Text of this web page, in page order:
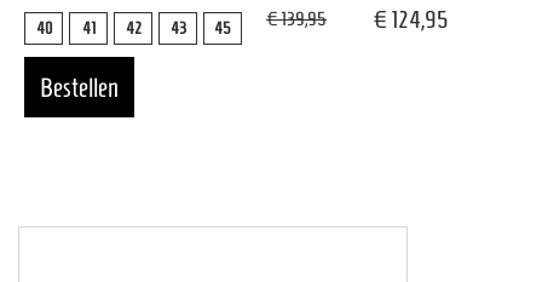
40 41 42 43 45 € 139,95
€ 124,95